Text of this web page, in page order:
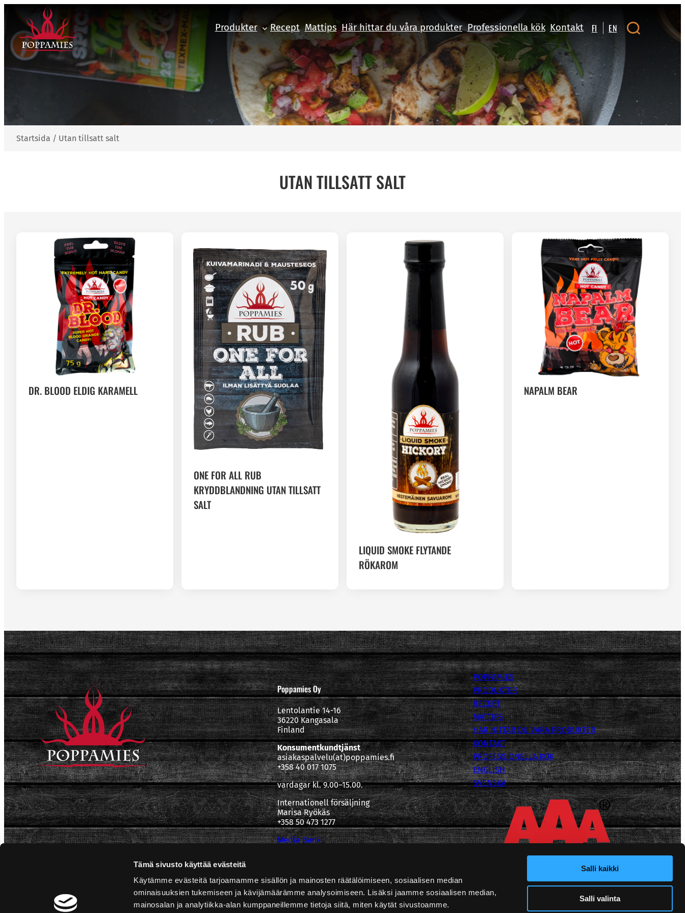
Tämä sivusto käyttää evästeitä
Käytämme evästeitä tarjoamamme sisällön ja mainosten räätälöimiseen, sosiaalisen median
ominaisuuksien tukemiseen ja kävijämäärämme analysoimiseen. Lisäksi jaamme sosiaalisen median,
mainosalan ja analytiikka-alan kumppaneillemme tietoja siitä, miten käytät sivustoamme.
Salli kaikki
Salli valinta
innehåll
Produkter Recept Mattips Här hittar du våra produkter Professionella kök Kontakt FI EN
Startsida / Utan tillsatt salt
UTAN TILLSATT SALT
DR. BLOOD ELDIG KARAMELL
ONE FOR ALL RUB
KRYDDBLANDNING UTAN TILLSATT
SALT
LIQUID SMOKE FLYTANDE
RÖKAROM
NAPALM BEAR
Poppamies Oy
Lentolantie 14-16
36220 Kangasala
Finland
Konsumentkundtjänst
asiakaspalvelu(at)poppamies.fi
+358 40 017 1075
vardagar kl. 9.00–15.00.
Internationell försäljning
Marisa Ryökäs
+358 50 473 1277
Media Bank
POPPAMIES
PRODUKTER
RECEPT
MATTIPS
HAR HITTAR DU VARA PRODUKTER
KONTAKT
PROFESSIONELLA KÖK
ENGLISH
SVENSKA